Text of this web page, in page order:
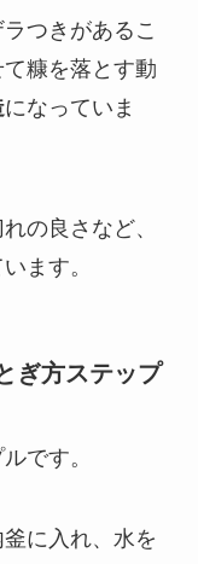
つきがあるこ
糠を落とす動
になっていま
の良さなど、
ます。
ぎ方ステップ
です。
に入れ、水を